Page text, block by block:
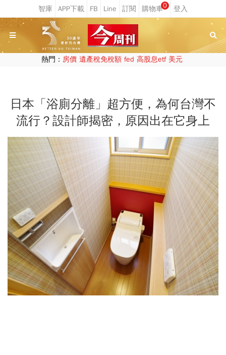
0
熱門： 房價 遺產稅免稅額 fed 高股息etf 美元
日本「浴廁分離」超方便，為何台灣不
流行？設計師揭密，原因出在它身上